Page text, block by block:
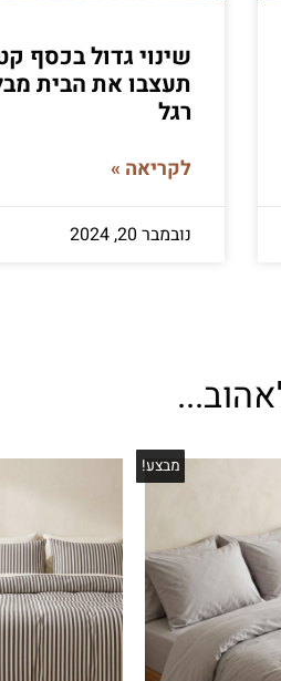
שינוי גדול בכסף
תעצבו את הבית
רגל
לקריאה »
נובמבר 20, 2024
מבצע!